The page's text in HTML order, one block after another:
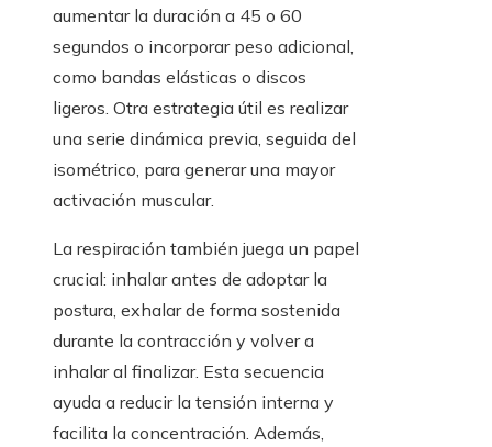
aumentar la duración a 45 o 60
segundos o incorporar peso adicional,
como bandas elásticas o discos
ligeros. Otra estrategia útil es realizar
una serie dinámica previa, seguida del
isométrico, para generar una mayor
activación muscular.
La respiración también juega un papel
crucial: inhalar antes de adoptar la
postura, exhalar de forma sostenida
durante la contracción y volver a
inhalar al finalizar. Esta secuencia
ayuda a reducir la tensión interna y
facilita la concentración. Además,